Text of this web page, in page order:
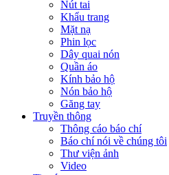
Nút tai
Khẩu trang
Mặt nạ
Phin lọc
Dây quai nón
Quần áo
Kính bảo hộ
Nón bảo hộ
Găng tay
Truyền thông
Thông cáo báo chí
Báo chí nói về chúng tôi
Thư viện ảnh
Video